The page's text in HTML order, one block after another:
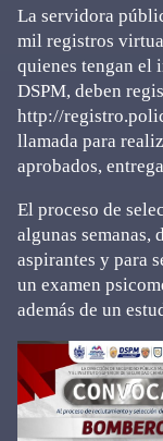
La servidora
mil registros
quienes tengan el
DSPM, deben
http://
llamada para
aprobados,
El proceso de
algunas semanas,
aspirantes y para
un examen
además de un